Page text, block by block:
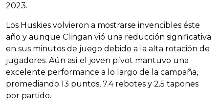
2023.
Los Huskies volvieron a mostrarse invencibles éste
año y aunque Clingan vió una reducción significativa
en sus minutos de juego debido a la alta rotación de
jugadores. Aún así el joven pívot mantuvo una
excelente performance a lo largo de la campaña,
promediando 13 puntos, 7.4 rebotes y 2.5 tapones
por partido.